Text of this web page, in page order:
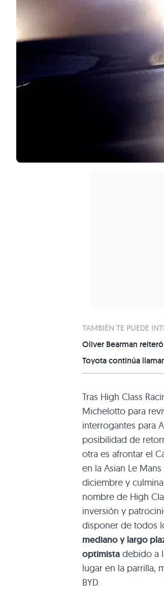
TAMBIÉN TE PUEDE
Oliver Bearman
Toyota continúa
Tras High Class
Michelotto para
interrogantes para
posibilidad de
otra es afrontar el
en la Asian Le
diciembre y
nombre de High
inversión y
disponer de todos
mediano y largo
optimista debido a
lugar en la parrilla,
BYD.